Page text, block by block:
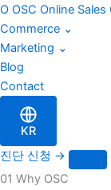
Skip
to
content
O OSC Online
Commerce ⌄
Marketing ⌄
Blog
Contact
KR
진단 신청 →
01 Why OSC
블
로
검
색